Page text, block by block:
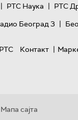
| РТС Наука | РТС
Београд 3 |
РТС
Контакт |
Мапа сајта